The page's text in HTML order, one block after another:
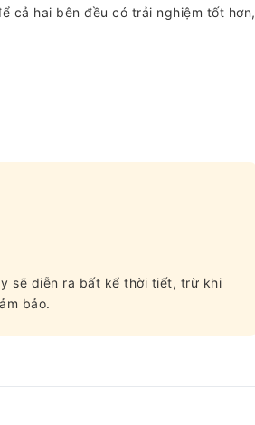
cả hai bên đều có trải nghiệm tốt hơn,
sẽ diễn ra bất kể thời tiết, trừ khi
bảo.